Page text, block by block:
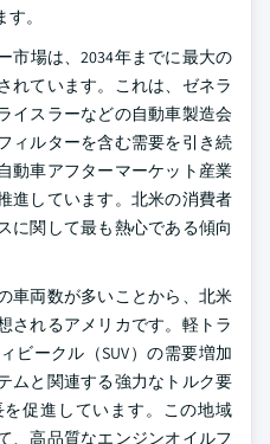
。
市場は、2034年までに最大の
れています。これは、ゼネラ
イスラーなどの自動車製造会
ィルターを含む需要を引き続
動車アフターマーケット産業
進しています。北米の消費者
に関して最も熱心である傾向
車両数が多いことから、北米
されるアメリカです。軽トラ
ビークル（SUV）の需要増加
ムと関連する強力なトルク要
促進しています。この地域
、高品質なエンジンオイルフ